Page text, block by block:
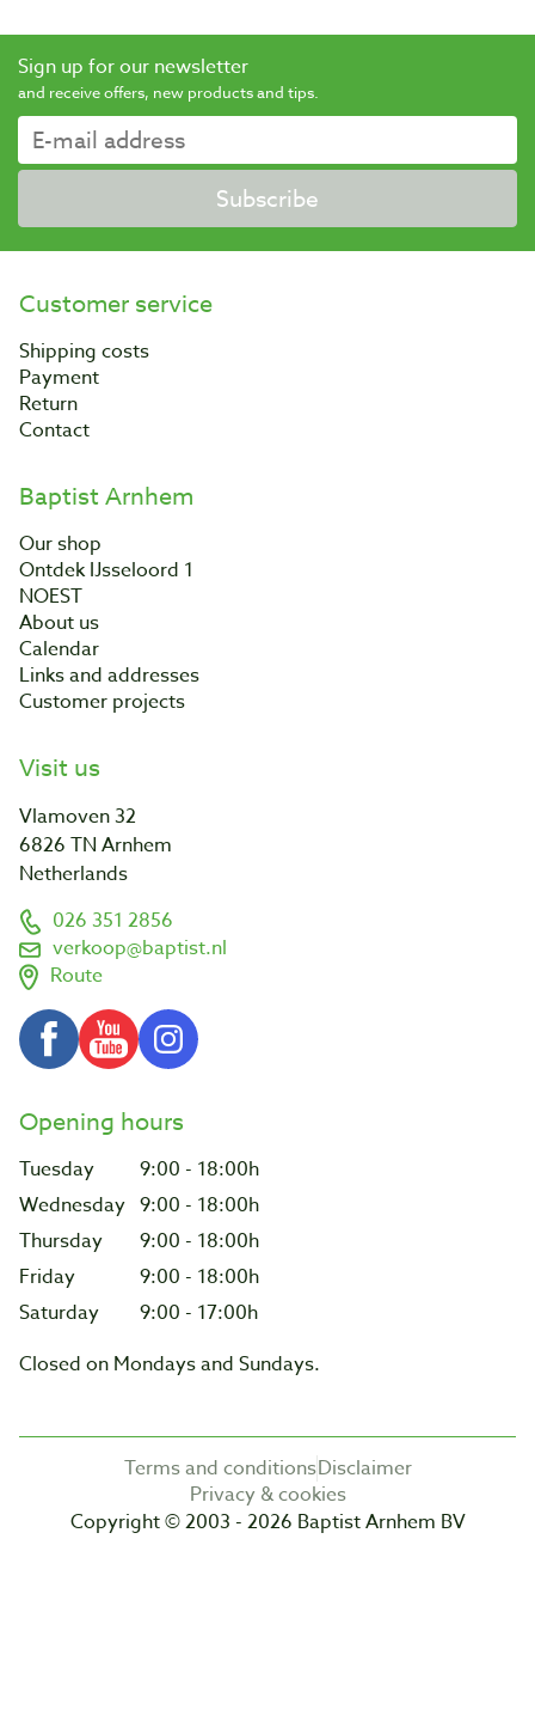
Sign up for our newsletter
and receive offers, new products and tips.
Subscribe
Customer service
Shipping costs
Payment
Return
Contact
Baptist Arnhem
Our shop
Ontdek IJsseloord 1
NOEST
About us
Calendar
Links and addresses
Customer projects
Visit us
Vlamoven 32
6826 TN Arnhem
Netherlands
026 351 2856
verkoop@baptist.nl
Route
Opening hours
Tuesday
9:00 - 18:00h
Wednesday 9:00 - 18:00h
Thursday
9:00 - 18:00h
Friday
9:00 - 18:00h
Saturday
9:00 - 17:00h
Closed on Mondays and Sundays.
Terms and conditionsDisclaimer
Privacy & cookies
Copyright © 2003 - 2026 Baptist Arnhem BV